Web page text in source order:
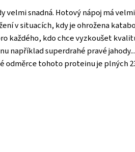
velmi snadná. Hotový nápoj má
v situacích, kdy je ohrožena
kdo chce vyzkoušet
například superdrahé pravé
odměrce tohoto proteinu je plných